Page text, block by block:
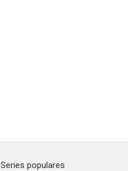
Series populares